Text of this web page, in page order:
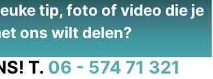
tip, foto of video die je
ons wilt delen?
T. 06 - 574 71 321